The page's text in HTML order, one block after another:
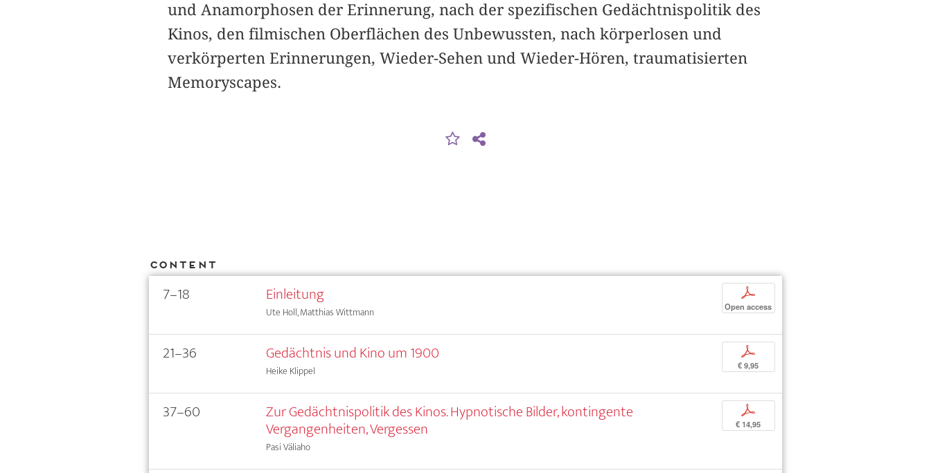
und Anamorphosen der Erinnerung, nach der spezifischen Gedächtnispolitik des
Kinos, den filmischen Oberflächen des Unbewussten, nach körperlosen und
verkörperten Erinnerungen, Wieder-Sehen und Wieder-Hören, traumatisierten
Memoryscapes.
Content
7–18 Einleitung
Ute Holl, Matthias Wittmann
p
Open access
21–36 Gedächtnis und Kino um 1900
Heike Klippel
p
€ 9,95
37–60 Zur Gedächtnispolitik des Kinos. Hypnotische Bilder, kontingente
Vergangenheiten, Vergessen
Pasi Väliaho
p
€ 14,95